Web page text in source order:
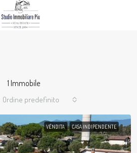
1 Immobile
Ordine predefinito
VENDITA CASA INDIPENDENTE